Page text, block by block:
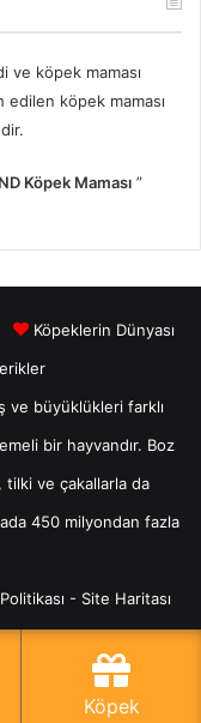
ve köpek maması
edilen köpek maması
ND Köpek Maması ”
Köpeklerin Dünyası
ve büyüklükleri farklı
bir hayvandır. Boz
, tilki ve çakallarla da
450 milyondan fazla
- Site Haritası
Köpek